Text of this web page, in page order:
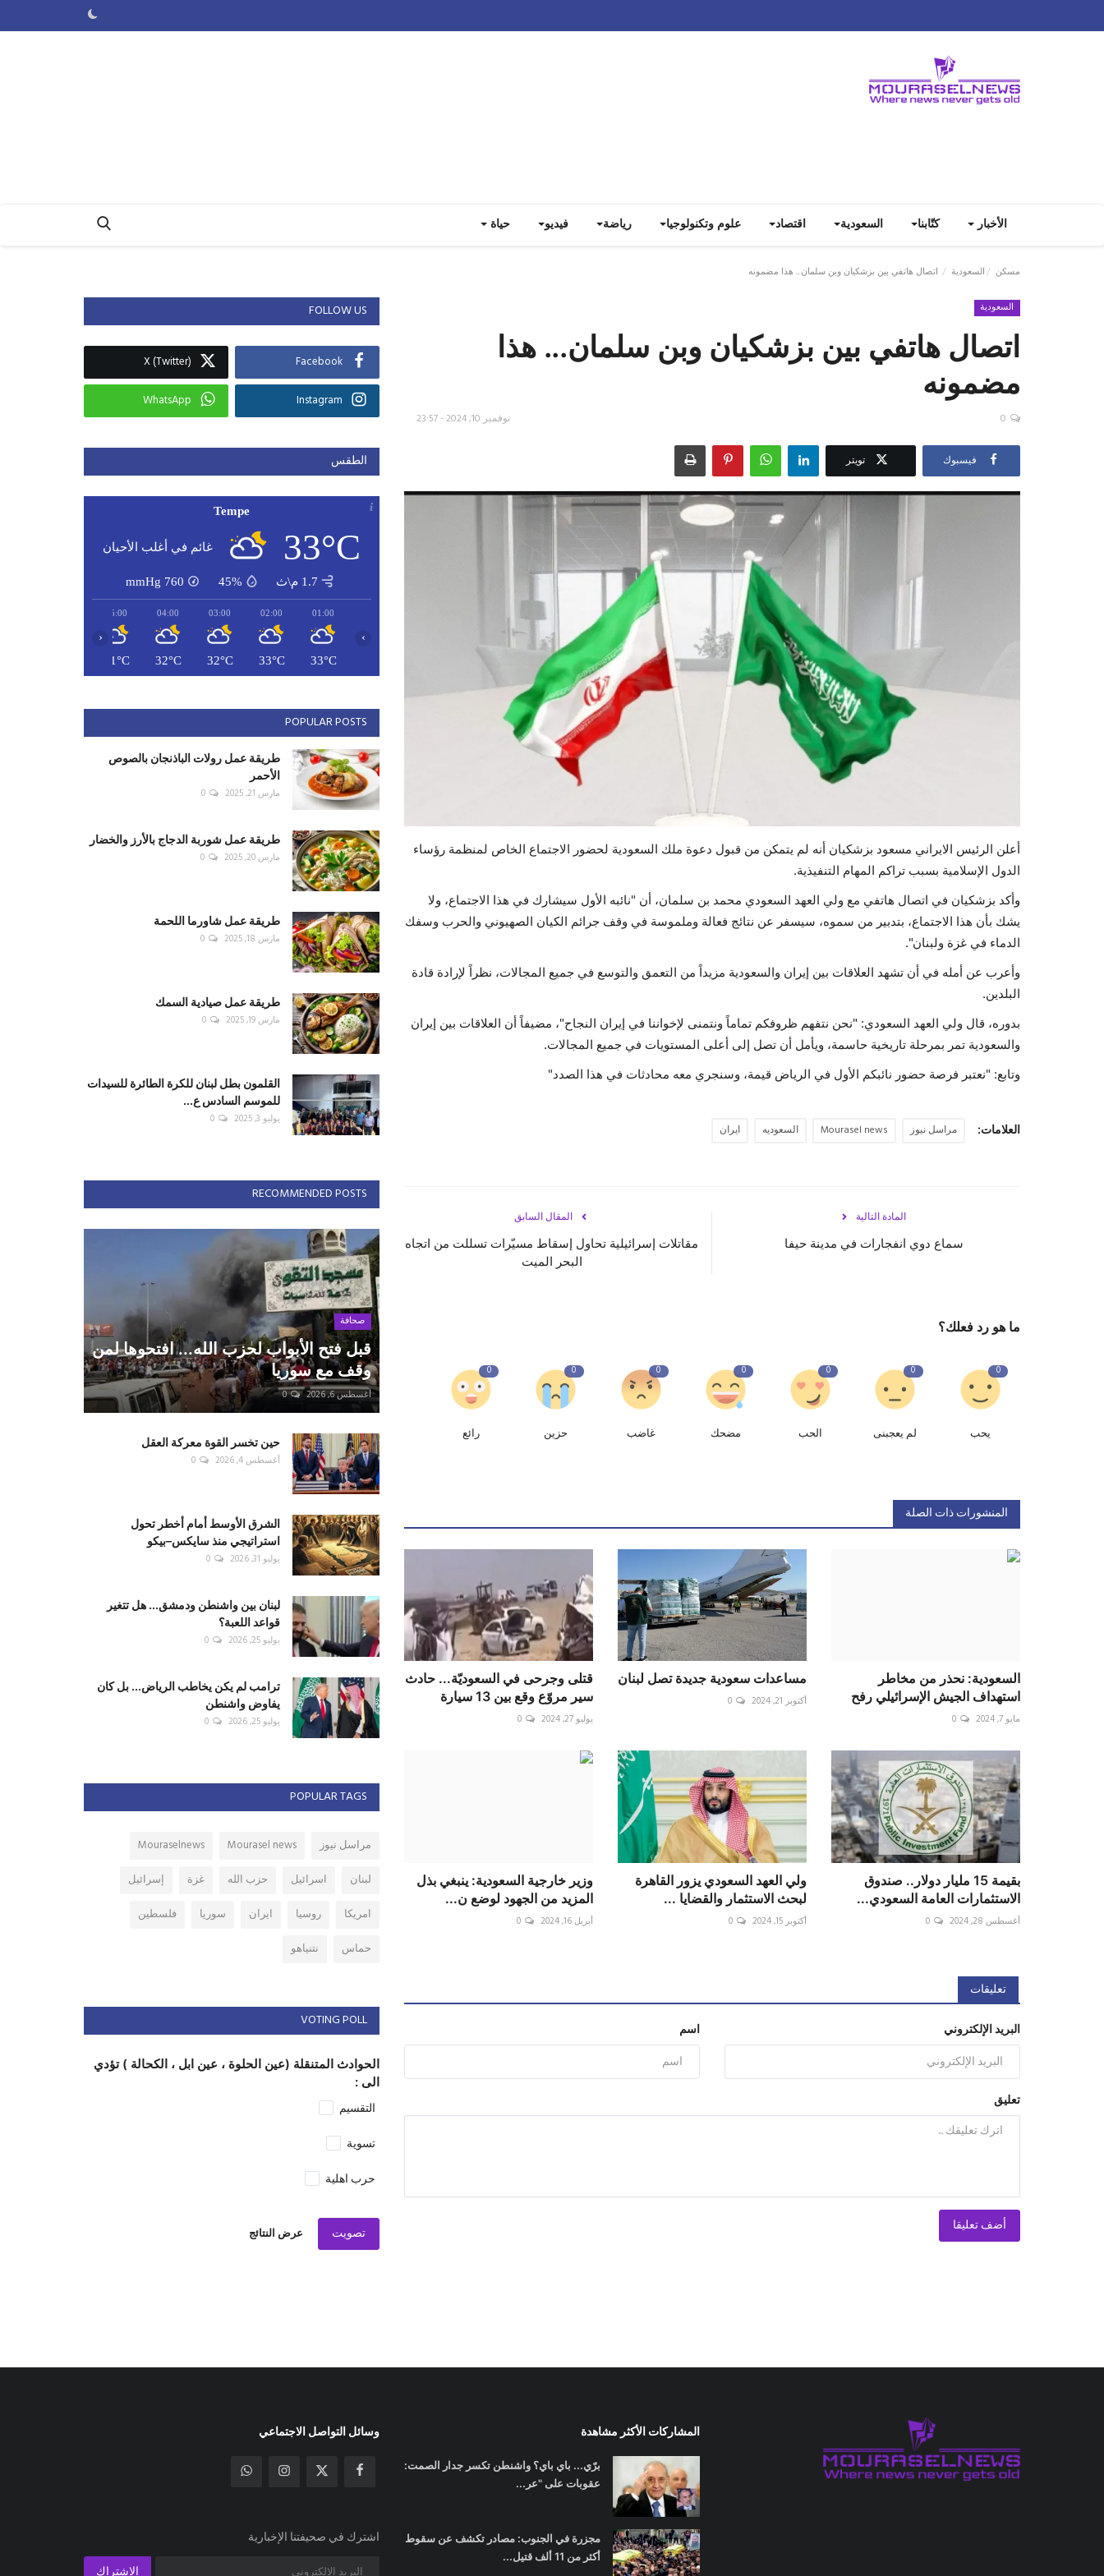
الأخبار كتّابنا السعودية اقتصاد علوم وتكنولوجيا رياضة فيديو حياة
مسكن السعودية اتصال هاتفي بين بزشكيان وبن سلمان... هذا مضمونه
السعودية
اتصال هاتفي بين بزشكيان وبن سلمان... هذا
مضمونه
نوفمبر 10, 2024 - 23:57 0
فيسبوك تويتر
أعلن الرئيس الايراني مسعود بزشكيان أنه لم يتمكن من قبول دعوة ملك السعودية لحضور الاجتماع الخاص لمنظمة رؤساء
الدول الإسلامية بسبب تراكم المهام التنفيذية.
وأكد بزشكيان في اتصال هاتفي مع ولي العهد السعودي محمد بن سلمان، أن "نائبه الأول سيشارك في هذا الاجتماع، ولا
يشك بأن هذا الاجتماع، بتدبير من سموه، سيسفر عن نتائج فعالة وملموسة في وقف جرائم الكيان الصهيوني والحرب وسفك
الدماء في غزة ولبنان".
وأعرب عن أمله في أن تشهد العلاقات بين إيران والسعودية مزيداً من التعمق والتوسع في جميع المجالات، نظراً لإرادة قادة
البلدين.
بدوره، قال ولي العهد السعودي: "نحن نتفهم ظروفكم تماماً ونتمنى لإخواننا في إيران النجاح"، مضيفاً أن العلاقات بين إيران
والسعودية تمر بمرحلة تاريخية حاسمة، ويأمل أن تصل إلى أعلى المستويات في جميع المجالات.
وتابع: "نعتبر فرصة حضور نائبكم الأول في الرياض قيمة، وسنجري معه محادثات في هذا الصدد"
العلامات: مراسل نيوز Mourasel news السعوديه ايران
المقال السابق
مقاتلات إسرائيلية تحاول إسقاط مسيّرات تسللت من اتجاه
البحر الميت
المادة التالية
سماع دوي انفجارات في مدينة حيفا ‎
ما هو رد فعلك؟
0
يحب
0
لم يعجبنى
0
الحب
0
مضحك
0
غاضب
0
حزين
0
رائع
المنشورات ذات الصلة
السعودية: نحذر من مخاطر
استهداف الجيش الإسرائيلي رفح
مايو 7, 2024 0
مساعدات سعودية جديدة تصل لبنان
أكتوبر 21, 2024 0
قتلى وجرحى في السعوديّة... حادث
سير مروّع وقع بين 13 سيارة
يوليو 27, 2024 0
بقيمة 15 مليار دولار.. صندوق
الاستثمارات العامة السعودي...
أغسطس 28, 2024 0
ولي العهد السعودي يزور القاهرة
لبحث الاستثمار والقضايا ...
أكتوبر 15, 2024 0
وزير خارجية السعودية: ينبغي بذل
المزيد من الجهود لوضع ن...
أبريل 16, 2024 0
تعليقات
اسم البريد الإلكتروني
تعليق
أضف تعليقا
FOLLOW US
Facebook
X (Twitter)
Instagram
WhatsApp
الطقس
Tempe
33°C غائم في أغلب الأحيان
1.7 م\ث 45%
760
mmHg
01:00
33°C
02:00
33°C
03:00
32°C
04:00
32°C
05:00
31°C
‹ ›
POPULAR POSTS
طريقة عمل رولات الباذنجان بالصوص
الأحمر
مارس 21, 2025 0
طريقة عمل شوربة الدجاج بالأرز والخضار
مارس 20, 2025 0
طريقة عمل شاورما اللحمة
مارس 18, 2025 0
طريقة عمل صيادية السمك
مارس 19, 2025 0
القلمون بطل لبنان للكرة الطائرة للسيدات
للموسم السادس ع...
يوليو 3, 2025 0
RECOMMENDED POSTS
صحافة
قبل فتح الأبواب لحزب الله... افتحوها لمن
وقف مع سوريا
أغسطس 6, 2026 0
حين تخسر القوة معركة العقل
أغسطس 4, 2026 0
الشرق الأوسط أمام أخطر تحول
استراتيجي منذ سايكس–بيكو
يوليو 31, 2026 0
لبنان بين واشنطن ودمشق... هل تتغير
قواعد اللعبة؟
يوليو 25, 2026 0
ترامب لم يكن يخاطب الرياض... بل كان
يفاوض واشنطن
يوليو 25, 2026 0
POPULAR TAGS
مراسل نيوز Mourasel news
Mouraselnews
لبنان
اسرائيل حزب الله غزة
إسرائيل
امريكا
روسيا ايران سوريا
فلسطين
حماس
نتنياهو
VOTING POLL
الحوادث المتنقلة (عين الحلوة ، عين ابل ، الكحالة ) تؤدي
الى :
التقسيم
تسوية
حرب اهلية
تصويت عرض النتائج
المشاركات الأكثر مشاهدة
برّي... باي باي؟ واشنطن تكسر جدار الصمت:
عقوبات على "عر...
مجزرة في الجنوب: مصادر تكشف عن سقوط
أكثر من 11 ألف قتيل...
وسائل التواصل الاجتماعي
اشترك في صحيفتنا الإخبارية
الإشتراك